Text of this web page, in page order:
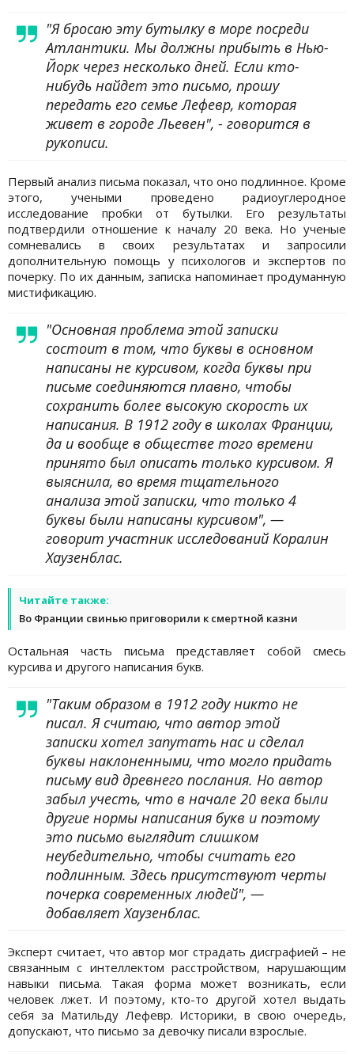
"Я бросаю эту бутылку в море посреди
Атлантики. Мы должны прибыть в Нью-
Йорк через несколько дней. Если кто-
нибудь найдет это письмо, прошу
передать его семье Лефевр, которая
живет в городе Льевен", - говорится в
рукописи.
Первый анализ письма показал, что оно подлинное. Кроме
этого, учеными проведено радиоуглеродное
исследование пробки от бутылки. Его результаты
подтвердили отношение к началу 20 века. Но ученые
сомневались в своих результатах и запросили
дополнительную помощь у психологов и экспертов по
почерку. По их данным, записка напоминает продуманную
мистификацию.
"Основная проблема этой записки
состоит в том, что буквы в основном
написаны не курсивом, когда буквы при
письме соединяются плавно, чтобы
сохранить более высокую скорость их
написания. В 1912 году в школах Франции,
да и вообще в обществе того времени
принято был описать только курсивом. Я
выяснила, во время тщательного
анализа этой записки, что только 4
буквы были написаны курсивом", —
говорит участник исследований Коралин
Хаузенблас.
Читайте также:
Во Франции свинью приговорили к смертной казни
Остальная часть письма представляет собой смесь
курсива и другого написания букв.
"Таким образом в 1912 году никто не
писал. Я считаю, что автор этой
записки хотел запутать нас и сделал
буквы наклоненными, что могло придать
письму вид древнего послания. Но автор
забыл учесть, что в начале 20 века были
другие нормы написания букв и поэтому
это письмо выглядит слишком
неубедительно, чтобы считать его
подлинным. Здесь присутствуют черты
почерка современных людей", —
добавляет Хаузенблас.
Эксперт считает, что автор мог страдать дисграфией – не
связанным с интеллектом расстройством, нарушающим
навыки письма. Такая форма может возникать, если
человек лжет. И поэтому, кто-то другой хотел выдать
себя за Матильду Лефевр. Историки, в свою очередь,
допускают, что письмо за девочку писали взрослые.